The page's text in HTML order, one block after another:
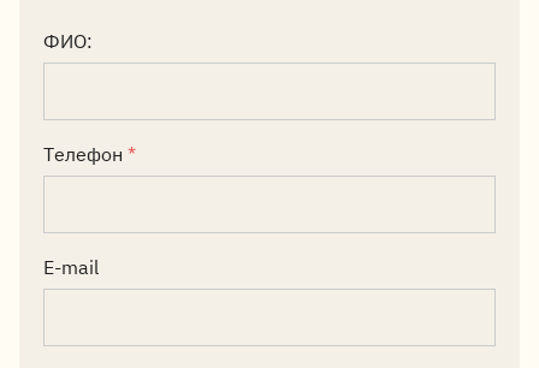
ФИО:
Телефон *
E-mail